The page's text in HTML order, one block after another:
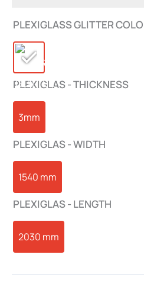
PLEXIGLASS GLITTER
PLEXIGLAS - THICKNESS
3mm
PLEXIGLAS - WIDTH
1540 mm
PLEXIGLAS - LENGTH
2030 mm